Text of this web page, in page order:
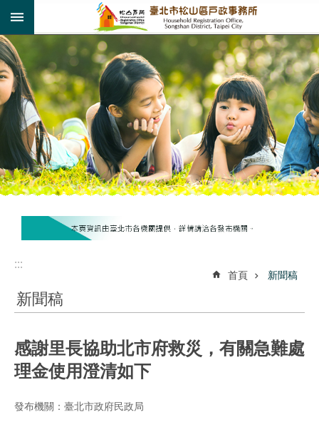
跳到主要內容區塊
:::
:::
首頁 新聞稿
新聞稿
感謝里長協助北市府救災，有關急難處
理金使用澄清如下
發布機關：臺北市政府民政局